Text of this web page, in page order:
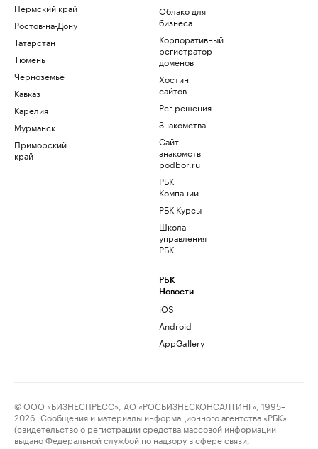
Пермский край
Ростов-на-Дону
Татарстан
Тюмень
Черноземье
Кавказ
Карелия
Мурманск
Приморский
край
Облако для
бизнеса
Корпоративный
регистратор
доменов
Хостинг
сайтов
Рег.решения
Знакомства
Сайт
знакомств
podbor.ru
РБК
Компании
РБК Курсы
Школа
управления
РБК
РБК
Новости
iOS
Android
AppGallery
© ООО «БИЗНЕСПРЕСС», АО «РОСБИЗНЕСКОНСАЛТИНГ», 1995–
2026. Сообщения и материалы информационного агентства «РБК»
(свидетельство о регистрации средства массовой информации
выдано Федеральной службой по надзору в сфере связи,